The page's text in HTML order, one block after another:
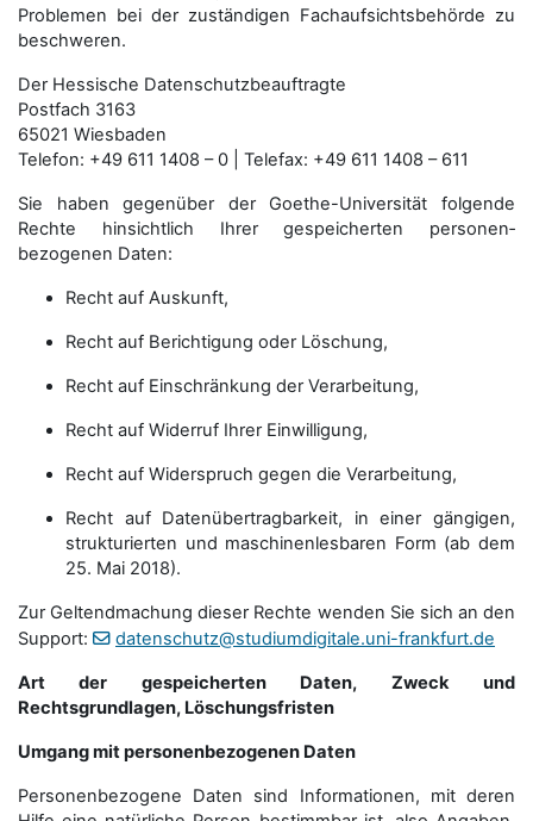
Problemen bei der zuständigen Fachauf­sichts­behörde zu
beschweren.
Der Hessische Datenschutzbeauftragte
Postfach 3163
65021 Wiesbaden
Telefon: +49 611 1408 – 0 | Telefax: +49 611 1408 – 611
Sie haben gegenüber der Goethe-Universität folgende
Rechte hinsichtlich Ihrer gespeicherten personen­
bezogenen Daten:
Recht auf Auskunft,
Recht auf Berichtigung oder Löschung,
Recht auf Einschränkung der Verarbeitung,
Recht auf Widerruf Ihrer Einwilligung,
Recht auf Widerspruch gegen die Verarbeitung,
Recht auf Datenübertragbarkeit, in einer gängigen,
strukturierten und maschinenlesbaren Form (ab dem
25. Mai 2018).
Zur Geltendmachung dieser Rechte wenden Sie sich an den
Support:
datenschutz@studiumdigitale.uni-frankfurt.de
Art der gespeicherten Daten, Zweck und
Rechtsgrundlagen, Löschungsfristen
Umgang mit personenbezogenen Daten
Personenbezogene Daten sind Informationen, mit deren